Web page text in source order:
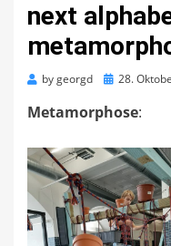
next
bygeorgd
Posted
28.
Metamorphose: